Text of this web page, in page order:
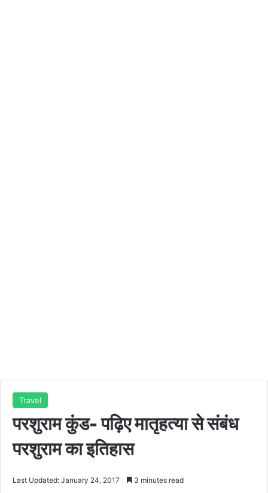
Travel
परशुराम कुंड- पढ़िए मातृहत्या से संबंध
परशुराम का इतिहास
Last Updated: January 24, 2017 3 minutes read